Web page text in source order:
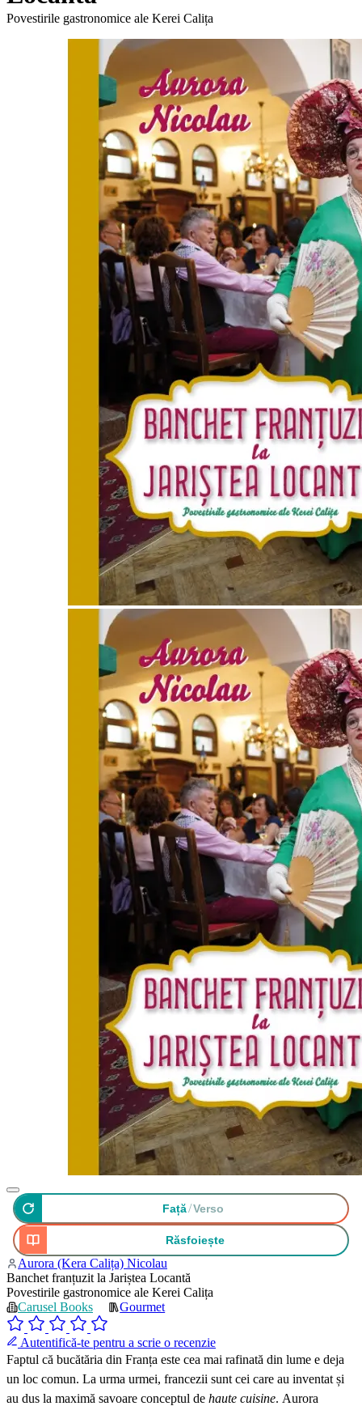
Povestirile gastronomice ale Kerei Calița
Față/Verso
Răsfoiește
Aurora (Kera Calița) Nicolau
Banchet franțuzit la Jariștea Locantă
Povestirile gastronomice ale Kerei Calița
Carusel Books
Gourmet
Autentifică-te pentru a scrie o recenzie
Faptul că bucătăria din Franța este cea mai rafinată din lume e deja
un loc comun. La urma urmei, francezii sunt cei care au inventat și
au dus la maximă savoare conceptul de haute cuisine. Aurora